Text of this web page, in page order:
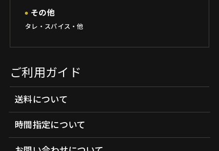
その他
タレ・スパイス・他
ご利用ガイド
送料について
時間指定について